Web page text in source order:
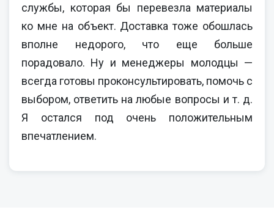
службы, которая бы перевезла материалы
ко мне на объект. Доставка тоже обошлась
вполне недорого, что еще больше
порадовало. Ну и менеджеры молодцы —
всегда готовы проконсультировать, помочь с
выбором, ответить на любые вопросы и т. д.
Я остался под очень положительным
впечатлением.